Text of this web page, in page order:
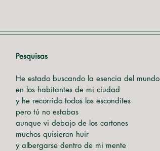
Pesquisas
He estado buscando la esencia del mundo
en los habitantes de mi ciudad
y he recorrido todos los escondites
pero tú no estabas
aunque vi debajo de los cartones
muchos quisieron huir
y albergarse dentro de mi mente